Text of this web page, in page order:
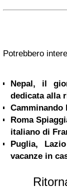
Potrebbero
Nepal, il
dedicata alla
Camminando
Roma
italiano di
Puglia,
vacanze in